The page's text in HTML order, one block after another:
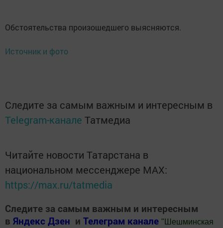
Обстоятельства произошедшего выясняются.
Источник и фото
Следите за самым важным и интересным в
Telegram-канале Татмедиа
Читайте новости Татарстана в
национальном мессенджере MАХ:
https://max.ru/tatmedia
Следите за самым важным и интересным
в Яндекс Дзен и Телеграм канале " Шешминская